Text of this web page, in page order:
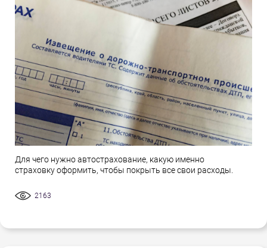
Для чего нужно автострахование, какую именно
страховку оформить, чтобы покрыть все свои расходы.
2163